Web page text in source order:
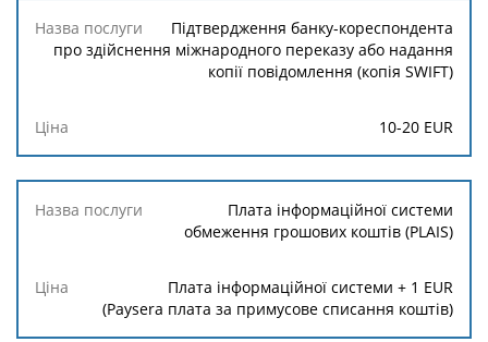
Підтвердження банку-кореспондента
про здійснення міжнародного переказу або надання
копії повідомлення (копія SWIFT)
10-20 EUR
Плата інформаційної системи
обмеження грошових коштів (PLAIS)
Плата інформаційної системи + 1 EUR
(Paysera плата за примусове списання коштів)